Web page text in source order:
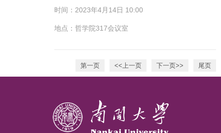
时间：2023年4月14日 10:00
地点：哲学院317会议室
第一页 <<上一页 下一页>> 尾页